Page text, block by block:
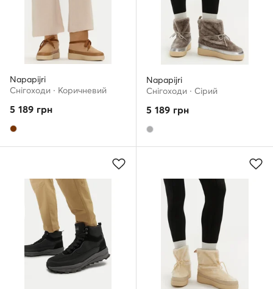
Napapijri
Снігоходи · Коричневий
5 189 грн
Napapijri
Снігоходи · Сірий
5 189 грн